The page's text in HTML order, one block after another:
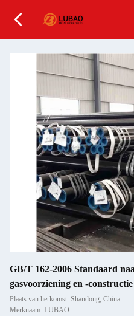
GB/T 162-2006 Standaard
gasvoorziening en -constructie
Plaats van herkomst: Shandong, China
Merknaam: LUBAO